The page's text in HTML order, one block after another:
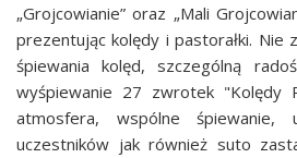
„Grojcowianie” oraz „Mali
prezentując kolędy i pastorałki. Nie
śpiewania kolęd, szczególną
wyśpiewanie 27 zwrotek "Kolędy
atmosfera, wspólne śpiewanie,
uczestników jak również suto